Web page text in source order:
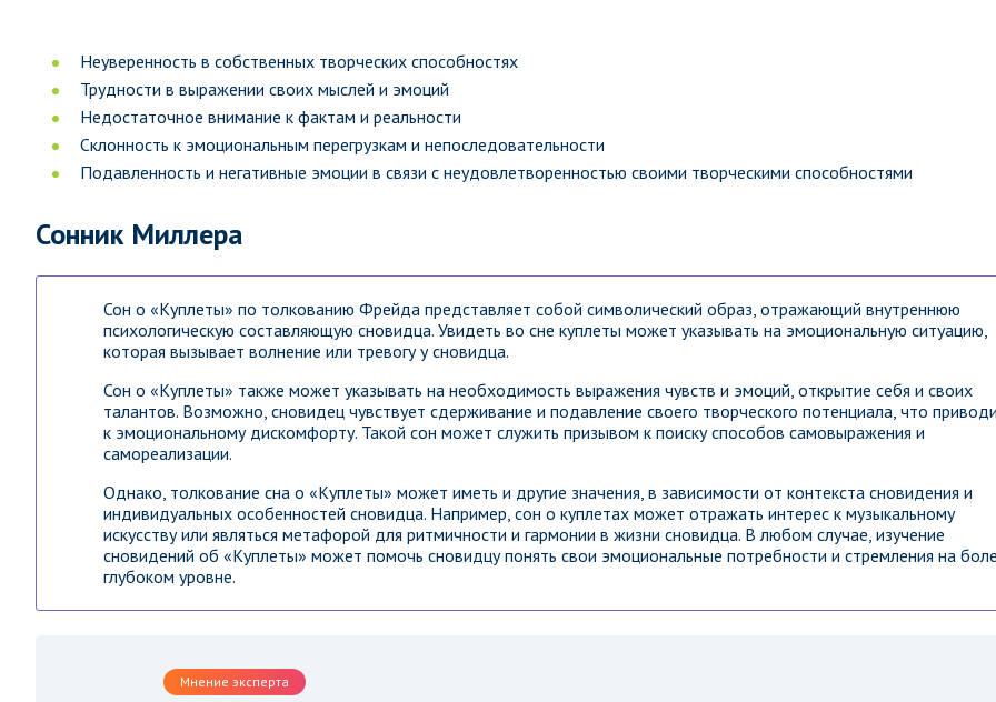
Неуверенность в собственных творческих способностях
Трудности в выражении своих мыслей и эмоций
Недостаточное внимание к фактам и реальности
Склонность к эмоциональным перегрузкам и непоследовательности
Подавленность и негативные эмоции в связи с неудовлетворенностью своими творческими способностями
Сонник Миллера
Сон о «Куплеты» по толкованию Фрейда представляет собой символический образ, отражающий внутреннюю
психологическую составляющую сновидца. Увидеть во сне куплеты может указывать на эмоциональную ситуацию,
которая вызывает волнение или тревогу у сновидца.
Сон о «Куплеты» также может указывать на необходимость выражения чувств и эмоций, открытие себя и своих
талантов. Возможно, сновидец чувствует сдерживание и подавление своего творческого потенциала, что
к эмоциональному дискомфорту. Такой сон может служить призывом к поиску способов самовыражения и
самореализации.
Однако, толкование сна о «Куплеты» может иметь и другие значения, в зависимости от контекста сновидения и
индивидуальных особенностей сновидца. Например, сон о куплетах может отражать интерес к музыкальному
искусству или являться метафорой для ритмичности и гармонии в жизни сновидца. В любом случае, изучение
сновидений об «Куплеты» может помочь сновидцу понять свои эмоциональные потребности и стремления на
глубоком уровне.
Мнение эксперта